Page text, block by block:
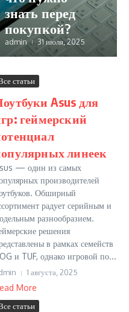
знать перед
покупкой?
admin 31 июля, 2025
статьи
Asus для
геймерский
линеек
— один из самых
производителей
Обширный
радует серийным и
разнообразием.
решения
в рамках семейств
и TUF, однако игровой по...
1 августа, 2025
More
статьи